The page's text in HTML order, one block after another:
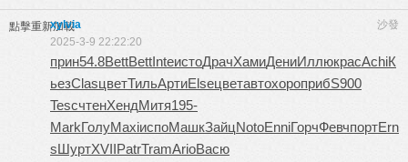
點擊重新加載 沙發
xylvia
2025-3-9 22:22:20
прин54.8BettBettInteистоДрачХамиДениИллюкрасAchiК
ьезClasцветТильАртиElseцветавтохороприбS900
TescчтенХендМитя195-
MarkГолуMaxiиспоМашкЗайцNotoEnniГорчФевчпортErn
sШуртXVIIPatrTramArioВасю